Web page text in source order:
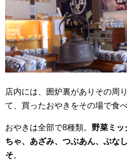
店内には、囲炉裏がありその周
て、買ったおやきをその場で食
おやきは全部で8種類。 野菜ミッ
ちゃ、あざみ、つぶあん、ぶな
そ。